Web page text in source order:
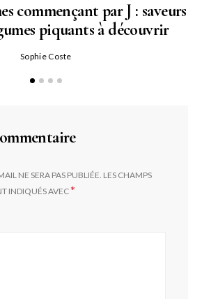
commençant par J : saveurs
piquants à découvrir
Sophie Coste
NE SERA PAS PUBLIÉE. LES CHAMPS
INDIQUÉS AVEC*